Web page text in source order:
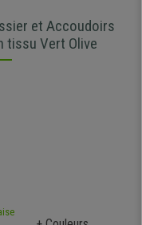
et Accoudoirs
tissu Vert Olive